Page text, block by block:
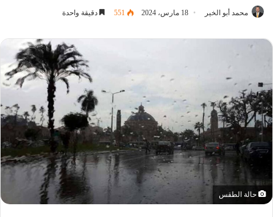
محمد أبو الخير 18 مارس، 2024 551 دقيقة واحدة
حالة الطقس